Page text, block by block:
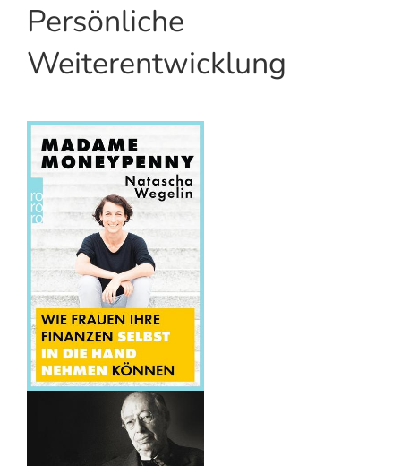
Persönliche
Weiterentwicklung